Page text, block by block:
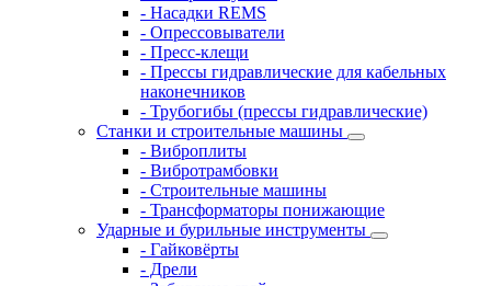
- Насадки REMS
- Опрессовыватели
- Пресс-клещи
- Прессы гидравлические для кабельных
наконечников
- Трубогибы (прессы гидравлические)
Станки и строительные машины
- Виброплиты
- Вибротрамбовки
- Строительные машины
- Трансформаторы понижающие
Ударные и бурильные инструменты
- Гайковёрты
- Дрели